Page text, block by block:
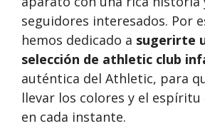
seguidores interesados. Por
hemos dedicado a sugerirte
selección de athletic club
auténtica del Athletic, para
llevar los colores y el
en cada instante.